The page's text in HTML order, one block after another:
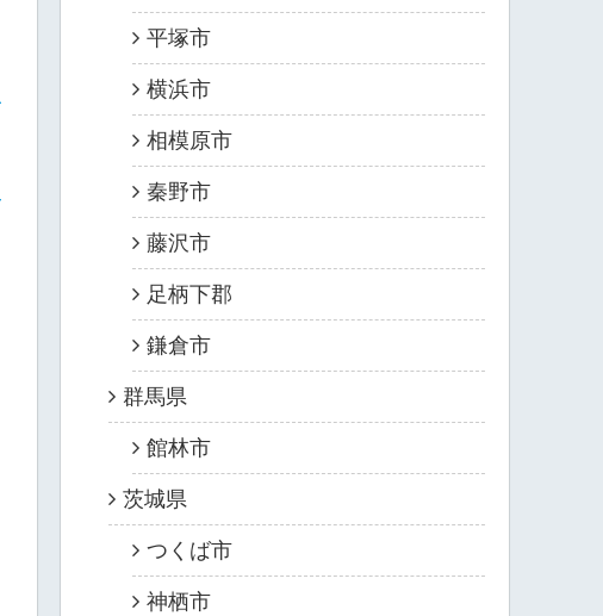
平塚市
横浜市
相模原市
秦野市
藤沢市
足柄下郡
鎌倉市
群馬県
館林市
茨城県
つくば市
神栖市